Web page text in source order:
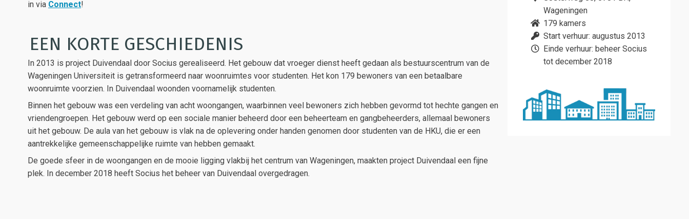
in via Connect!
EEN KORTE GESCHIEDENIS
In 2013 is project Duivendaal door Socius gerealiseerd. Het gebouw dat vroeger dienst heeft gedaan als bestuurscentrum van de
Wageningen Universiteit is getransformeerd naar woonruimtes voor studenten. Het kon 179 bewoners van een betaalbare
woonruimte voorzien. In Duivendaal woonden voornamelijk studenten.
Binnen het gebouw was een verdeling van acht woongangen, waarbinnen veel bewoners zich hebben gevormd tot hechte gangen en
vriendengroepen. Het gebouw werd op een sociale manier beheerd door een beheerteam en gangbeheerders, allemaal bewoners
uit het gebouw. De aula van het gebouw is vlak na de oplevering onder handen genomen door studenten van de HKU, die er een
aantrekkelijke gemeenschappelijke ruimte van hebben gemaakt.
De goede sfeer in de woongangen en de mooie ligging vlakbij het centrum van Wageningen, maakten project Duivendaal een fijne
plek. In december 2018 heeft Socius het beheer van Duivendaal overgedragen.
Wageningen
179 kamers
Start verhuur: augustus 2013
Einde verhuur: beheer Socius
tot december 2018